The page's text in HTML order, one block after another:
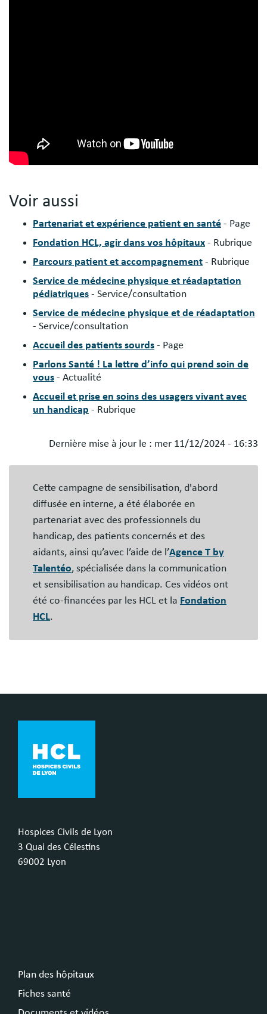
Voir aussi
Partenariat et expérience patient en santé - Page
Fondation HCL, agir dans vos hôpitaux - Rubrique
Parcours patient et accompagnement - Rubrique
Service de médecine physique et réadaptation
pédiatriques - Service/consultation
Service de médecine physique et de réadaptation
- Service/consultation
Accueil des patients sourds - Page
Parlons Santé ! La lettre d’info qui prend soin de
vous - Actualité
Accueil et prise en soins des usagers vivant avec
un handicap - Rubrique
Dernière mise à jour le : mer 11/12/2024 - 16:33
Cette campagne de sensibilisation, d'abord
diffusée en interne, a été élaborée en
partenariat avec des professionnels du
handicap, des patients concernés et des
aidants, ainsi qu’avec l’aide de l’Agence T by
Talentéo, spécialisée dans la communication
et sensibilisation au handicap. Ces vidéos ont
été co-financées par les HCL et la Fondation
HCL.
Hospices Civils de Lyon
3 Quai des Célestins
69002 Lyon
Plan des hôpitaux
Fiches santé